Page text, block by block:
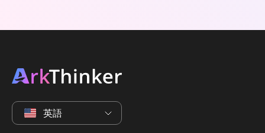
英語